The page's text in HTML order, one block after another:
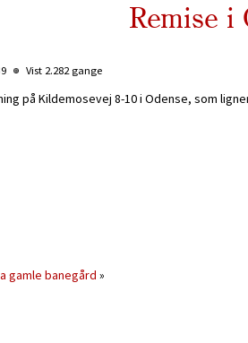
Remise i
Vist 2.282 gange
på Kildemosevej 8-10 i Odense, som
gamle banegård »